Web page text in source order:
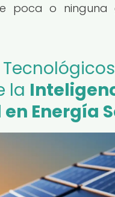
poca o ninguna
la
Energía